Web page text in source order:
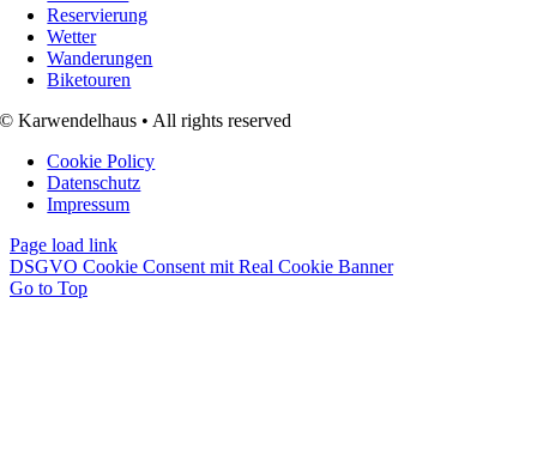
Reservierung
Wetter
Wanderungen
Biketouren
© Karwendelhaus • All rights reserved
Cookie Policy
Datenschutz
Impressum
Page load link
DSGVO Cookie Consent mit Real Cookie Banner
Go to Top